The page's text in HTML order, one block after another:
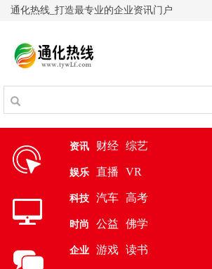
通化热线_打造最专业的企业资讯门户
资讯 财经 综艺
娱乐 直播 VR
科技 汽车 高考
时尚 公益 佛学
企业 游戏 读书